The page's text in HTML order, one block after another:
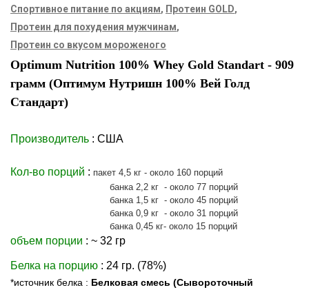
Спортивное питание по акциям, Протеин GOLD,
Протеин для похудения мужчинам,
Протеин со вкусом мороженого
Optimum Nutrition 100% Whey Gold Standart - 909
грамм (Оптимум Нутришн 100% Вей Голд
Стандарт)
Производитель : США
Кол-во порций : пакет 4,5 кг - около 160 порций
банка 2,2 кг - около 77 порций
банка 1,5 кг - около 45 порций
банка 0,9 кг - около 31 порций
банка 0,45 кг- около 15 порций
объем порции : ~ 32 гр
Белка на порцию : 24 гр. (78%)
*источник белка : Белковая смесь (Сывороточный